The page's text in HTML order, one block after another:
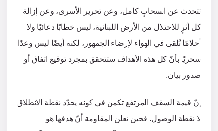
تتحدث عن انسحابٍ كامل، وعن تحرير الأسرى، وعن إزالة
كل أثرٍ للاحتلال من الأرض اللبنانية، ليس خطابًا دعائيًا ولا
أحلامًا تُلقى في الهواء لإرضاء الجمهور، لكنه أيضًا ليس وعدًا
سحريًا بأنّ كل هذه الأهداف ستتحقق بمجرد توقيع اتفاق أو
صدور بيان.
إنّ قيمة السقف المرتفع تكمن في كونه يحدّد نقطة الانطلاق
لا نقطة الوصول. فحين تعلن المقاومة أنّ هدفها هو